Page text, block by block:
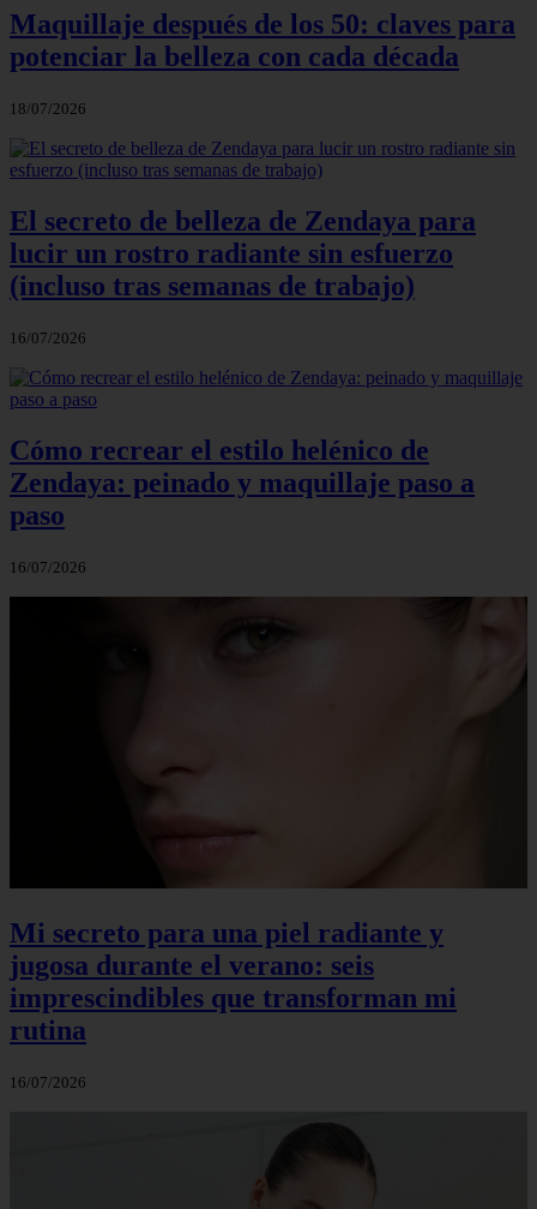
Maquillaje después de los 50: claves para
potenciar la belleza con cada década
18/07/2026
El secreto de belleza de Zendaya para
lucir un rostro radiante sin esfuerzo
(incluso tras semanas de trabajo)
16/07/2026
Cómo recrear el estilo helénico de
Zendaya: peinado y maquillaje paso a
paso
16/07/2026
Mi secreto para una piel radiante y
jugosa durante el verano: seis
imprescindibles que transforman mi
rutina
16/07/2026